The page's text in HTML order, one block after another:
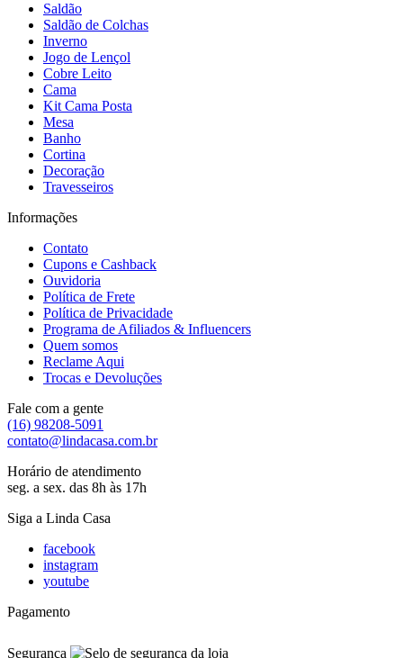
Saldão
Saldão de Colchas
Inverno
Jogo de Lençol
Cobre Leito
Cama
Kit Cama Posta
Mesa
Banho
Cortina
Decoração
Travesseiros
Informações
Contato
Cupons e Cashback
Ouvidoria
Política de Frete
Política de Privacidade
Programa de Afiliados & Influencers
Quem somos
Reclame Aqui
Trocas e Devoluções
Fale com a gente
(16) 98208-5091
contato@lindacasa.com.br
Horário de atendimento
seg. a sex. das 8h às 17h
Siga a Linda Casa
facebook
instagram
youtube
Pagamento
Segurança